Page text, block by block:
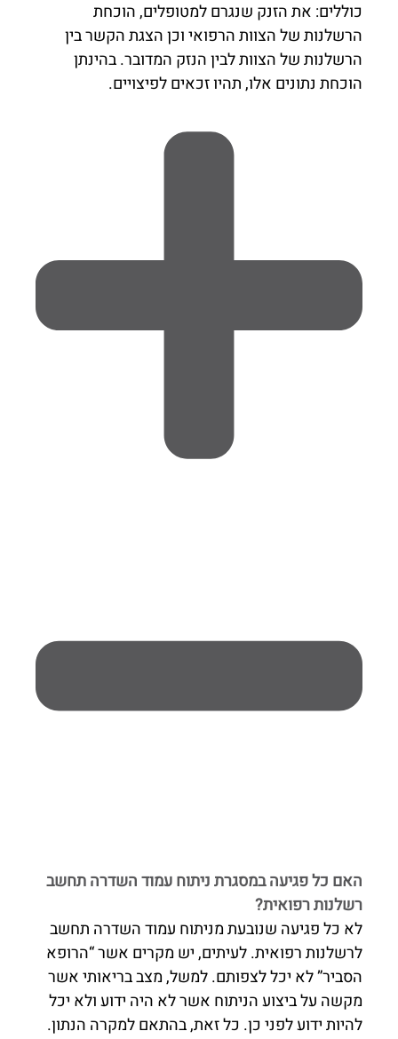
כוללים: את הזנק שנגרם למטופלים, הוכחת
הרשלנות של הצוות הרפואי וכן הצגת הקשר בין
הרשלנות של הצוות לבין הנזק המדובר. בהינתן
הוכחת נתונים אלו, תהיו זכאים לפיצויים.
האם כל פגיעה במסגרת ניתוח עמוד השדרה תחשב
רשלנות רפואית?
לא כל פגיעה שנובעת מניתוח עמוד השדרה תחשב
לרשלנות רפואית. לעיתים, יש מקרים אשר “הרופא
הסביר” לא יכל לצפותם. למשל, מצב בריאותי אשר
מקשה על ביצוע הניתוח אשר לא היה ידוע ולא יכל
להיות ידוע לפני כן. כל זאת, בהתאם למקרה הנתון.